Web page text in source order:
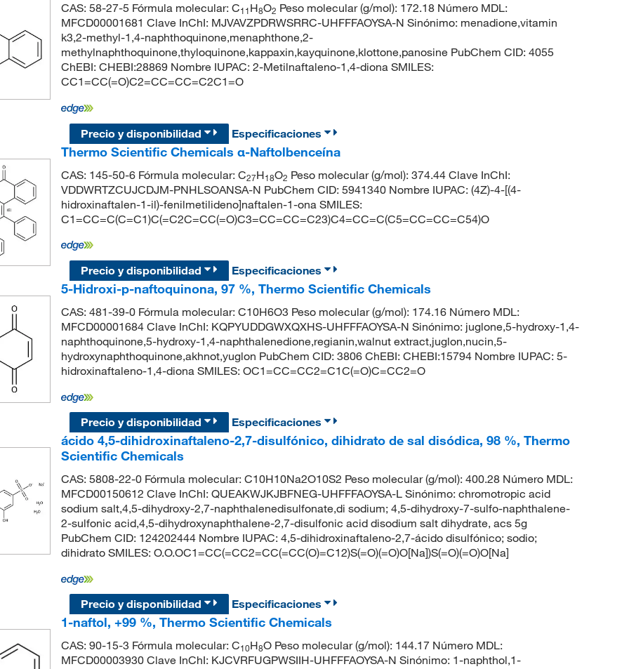
CAS: 58-27-5 Fórmula molecular: C11H8O2 Peso molecular (g/mol): 172.18 Número MDL:
MFCD00001681 Clave InChI: MJVAVZPDRWSRRC-UHFFFAOYSA-N Sinónimo: menadione,vitamin
k3,2-methyl-1,4-naphthoquinone,menaphthone,2-
methylnaphthoquinone,thyloquinone,kappaxin,kayquinone,klottone,panosine PubChem CID: 4055
ChEBI: CHEBI:28869 Nombre IUPAC: 2-Metilnaftaleno-1,4-diona SMILES:
CC1=CC(=O)C2=CC=CC=C2C1=O
Precio y disponibilidad
Especificaciones
Thermo Scientific Chemicals α-Naftolbenceína
CAS: 145-50-6 Fórmula molecular: C27H18O2 Peso molecular (g/mol): 374.44 Clave InChI:
VDDWRTZCUJCDJM-PNHLSOANSA-N PubChem CID: 5941340 Nombre IUPAC: (4Z)-4-[(4-
hidroxinaftalen-1-il)-fenilmetilideno]naftalen-1-ona SMILES:
C1=CC=C(C=C1)C(=C2C=CC(=O)C3=CC=CC=C23)C4=CC=C(C5=CC=CC=C54)O
Precio y disponibilidad
Especificaciones
5-Hidroxi-p-naftoquinona, 97 %, Thermo Scientific Chemicals
CAS: 481-39-0 Fórmula molecular: C10H6O3 Peso molecular (g/mol): 174.16 Número MDL:
MFCD00001684 Clave InChI: KQPYUDDGWXQXHS-UHFFFAOYSA-N Sinónimo: juglone,5-hydroxy-1,4-
naphthoquinone,5-hydroxy-1,4-naphthalenedione,regianin,walnut extract,juglon,nucin,5-
hydroxynaphthoquinone,akhnot,yuglon PubChem CID: 3806 ChEBI: CHEBI:15794 Nombre IUPAC: 5-
hidroxinaftaleno-1,4-diona SMILES: OC1=CC=CC2=C1C(=O)C=CC2=O
Precio y disponibilidad
Especificaciones
ácido 4,5-dihidroxinaftaleno-2,7-disulfónico, dihidrato de sal disódica, 98 %, Thermo
Scientific Chemicals
CAS: 5808-22-0 Fórmula molecular: C10H10Na2O10S2 Peso molecular (g/mol): 400.28 Número MDL:
MFCD00150612 Clave InChI: QUEAKWJKJBFNEG-UHFFFAOYSA-L Sinónimo: chromotropic acid
sodium salt,4,5-dihydroxy-2,7-naphthalenedisulfonate,di sodium; 4,5-dihydroxy-7-sulfo-naphthalene-
2-sulfonic acid,4,5-dihydroxynaphthalene-2,7-disulfonic acid disodium salt dihydrate, acs 5g
PubChem CID: 124202444 Nombre IUPAC: 4,5-dihidroxinaftaleno-2,7-ácido disulfónico; sodio;
dihidrato SMILES: O.O.OC1=CC(=CC2=CC(=CC(O)=C12)S(=O)(=O)O[Na])S(=O)(=O)O[Na]
Precio y disponibilidad
Especificaciones
1-naftol, +99 %, Thermo Scientific Chemicals
CAS: 90-15-3 Fórmula molecular: C10H8O Peso molecular (g/mol): 144.17 Número MDL:
MFCD00003930 Clave InChI: KJCVRFUGPWSIIH-UHFFFAOYSA-N Sinónimo: 1-naphthol,1-